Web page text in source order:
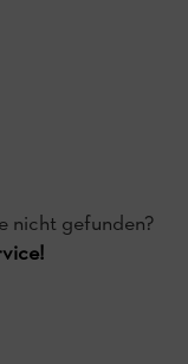
nicht gefunden?